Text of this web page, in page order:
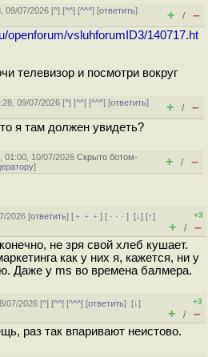
09/07/2026 [^] [^^] [^^^] [ответить]
+ / –
openforum/vsluhforumID3/140717.ht
телевизор и посмотри вокруг
09/07/2026 [^] [^^] [^^^] [ответить]
+ / –
я там должен увидеть?
01:00, 10/07/2026Скрыто ботом-
] + / –
2026 [ответить] [ ﹢﹢﹢] [ · · ·][↓] [↑]
+3
+ / –
не зря свой хлеб кушает.
как у них я, кажется, ни у
Даже у ms во времена балмера.
07/2026 [^] [^^] [^^^] [ответить][↓]
+3
+ / –
раз так впаривают неистово.